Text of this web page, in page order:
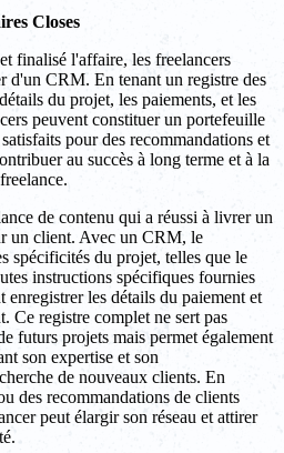
Closes
finalisé l'affaire, les freelancers
d'un CRM. En tenant un registre des
du projet, les paiements, et les
peuvent constituer un portefeuille
pour des recommandations et
au succès à long terme et à la
de contenu qui a réussi à livrer un
un client. Avec un CRM, le
spécificités du projet, telles que le
instructions spécifiques fournies
les détails du paiement et
Ce registre complet ne sert pas
futurs projets mais permet également
son expertise et son
de nouveaux clients. En
des recommandations de clients
peut élargir son réseau et attirer